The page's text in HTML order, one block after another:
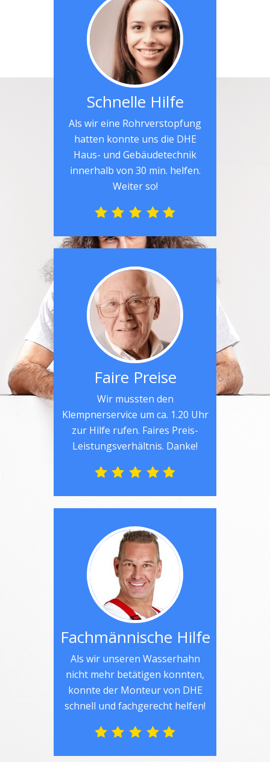
Schnelle Hilfe
Als wir eine Rohrverstopfung
hatten konnte uns die DHE
Haus- und Gebäudetechnik
innerhalb von 30 min. helfen.
Weiter so!
Faire Preise
Wir mussten den
Klempnerservice um ca. 1.20 Uhr
zur Hilfe rufen. Faires Preis-
Leistungsverhältnis. Danke!
Fachmännische Hilfe
Als wir unseren Wasserhahn
nicht mehr betätigen konnten,
konnte der Monteur von DHE
schnell und fachgerecht helfen!